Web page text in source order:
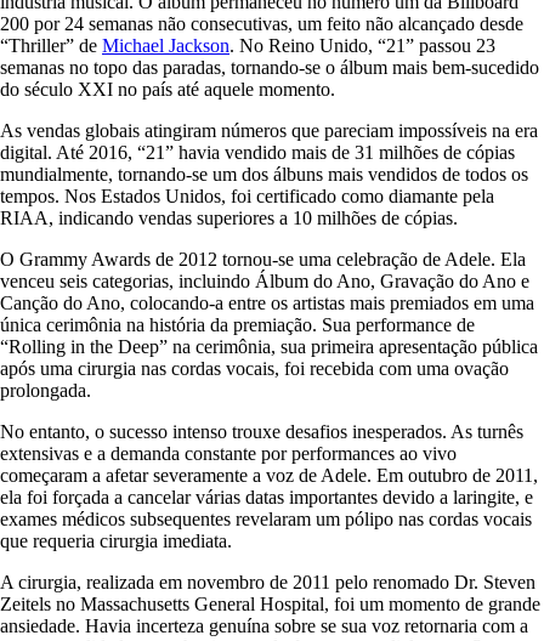
200 por 24 semanas não consecutivas, um feito não alcançado desde
“Thriller” de Michael Jackson. No Reino Unido, “21” passou 23
semanas no topo das paradas, tornando-se o álbum mais bem-sucedido
do século XXI no país até aquele momento.
As vendas globais atingiram números que pareciam impossíveis na era
digital. Até 2016, “21” havia vendido mais de 31 milhões de cópias
mundialmente, tornando-se um dos álbuns mais vendidos de todos os
tempos. Nos Estados Unidos, foi certificado como diamante pela
RIAA, indicando vendas superiores a 10 milhões de cópias.
O Grammy Awards de 2012 tornou-se uma celebração de Adele. Ela
venceu seis categorias, incluindo Álbum do Ano, Gravação do Ano e
Canção do Ano, colocando-a entre os artistas mais premiados em uma
única cerimônia na história da premiação. Sua performance de
“Rolling in the Deep” na cerimônia, sua primeira apresentação pública
após uma cirurgia nas cordas vocais, foi recebida com uma ovação
prolongada.
No entanto, o sucesso intenso trouxe desafios inesperados. As turnês
extensivas e a demanda constante por performances ao vivo
começaram a afetar severamente a voz de Adele. Em outubro de 2011,
ela foi forçada a cancelar várias datas importantes devido a laringite, e
exames médicos subsequentes revelaram um pólipo nas cordas vocais
que requeria cirurgia imediata.
A cirurgia, realizada em novembro de 2011 pelo renomado Dr. Steven
Zeitels no Massachusetts General Hospital, foi um momento de grande
ansiedade. Havia incerteza genuína sobre se sua voz retornaria com a